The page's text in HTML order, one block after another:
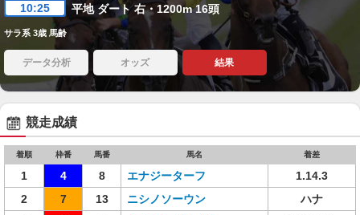
10:25 平地 ダート 右・1200m 16頭
サラ系 3歳 馬齢
データ分析 オッズ 結果
競走成績
着順 枠番 馬番 馬名 着差
1 4 8 エナジーターフ
1.14.3
2
7 13 ニシノソーウン
ハナ